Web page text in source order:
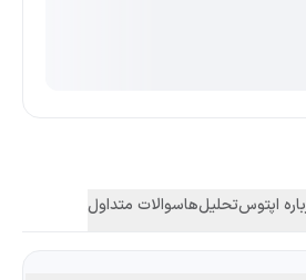
اپتوستحلیل‌هاسوالات متداول